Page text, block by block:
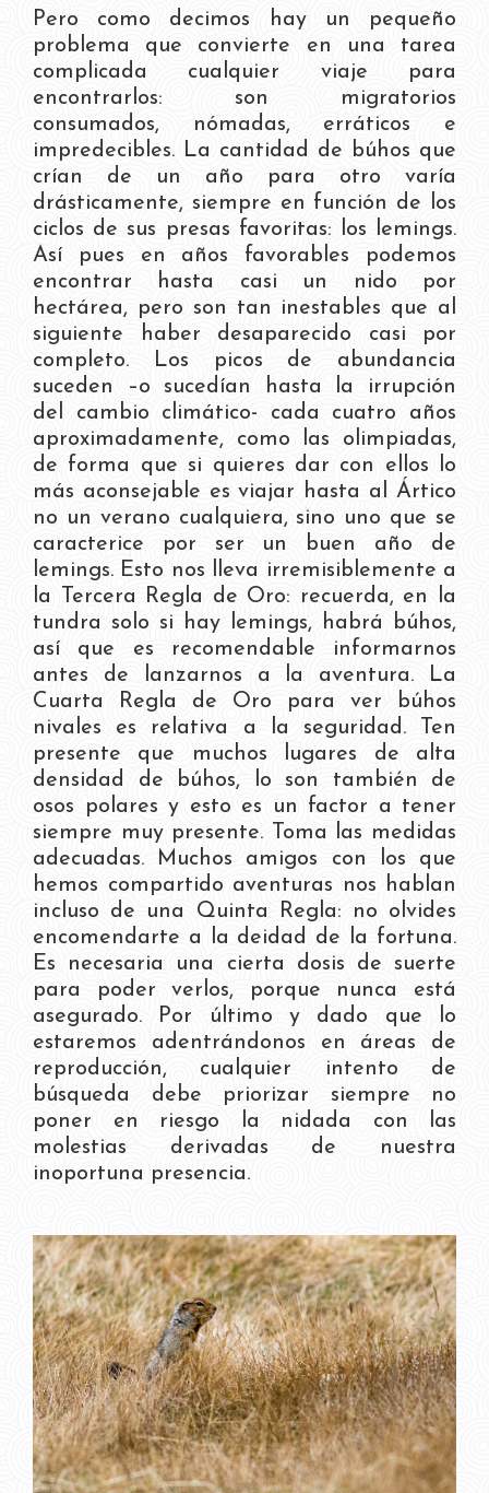
Pero como decimos hay un pequeño
problema que convierte en una tarea
complicada cualquier viaje para
encontrarlos: son migratorios
consumados, nómadas, erráticos e
impredecibles. La cantidad de búhos que
crían de un año para otro varía
drásticamente, siempre en función de los
ciclos de sus presas favoritas: los lemings.
Así pues en años favorables podemos
encontrar hasta casi un nido por
hectárea, pero son tan inestables que al
siguiente haber desaparecido casi por
completo. Los picos de abundancia
suceden –o sucedían hasta la irrupción
del cambio climático- cada cuatro años
aproximadamente, como las olimpiadas,
de forma que si quieres dar con ellos lo
más aconsejable es viajar hasta al Ártico
no un verano cualquiera, sino uno que se
caracterice por ser un buen año de
lemings. Esto nos lleva irremisiblemente a
la Tercera Regla de Oro: recuerda, en la
tundra solo si hay lemings, habrá búhos,
así que es recomendable informarnos
antes de lanzarnos a la aventura. La
Cuarta Regla de Oro para ver búhos
nivales es relativa a la seguridad. Ten
presente que muchos lugares de alta
densidad de búhos, lo son también de
osos polares y esto es un factor a tener
siempre muy presente. Toma las medidas
adecuadas. Muchos amigos con los que
hemos compartido aventuras nos hablan
incluso de una Quinta Regla: no olvides
encomendarte a la deidad de la fortuna.
Es necesaria una cierta dosis de suerte
para poder verlos, porque nunca está
asegurado. Por último y dado que lo
estaremos adentrándonos en áreas de
reproducción, cualquier intento de
búsqueda debe priorizar siempre no
poner en riesgo la nidada con las
molestias derivadas de nuestra
inoportuna presencia.